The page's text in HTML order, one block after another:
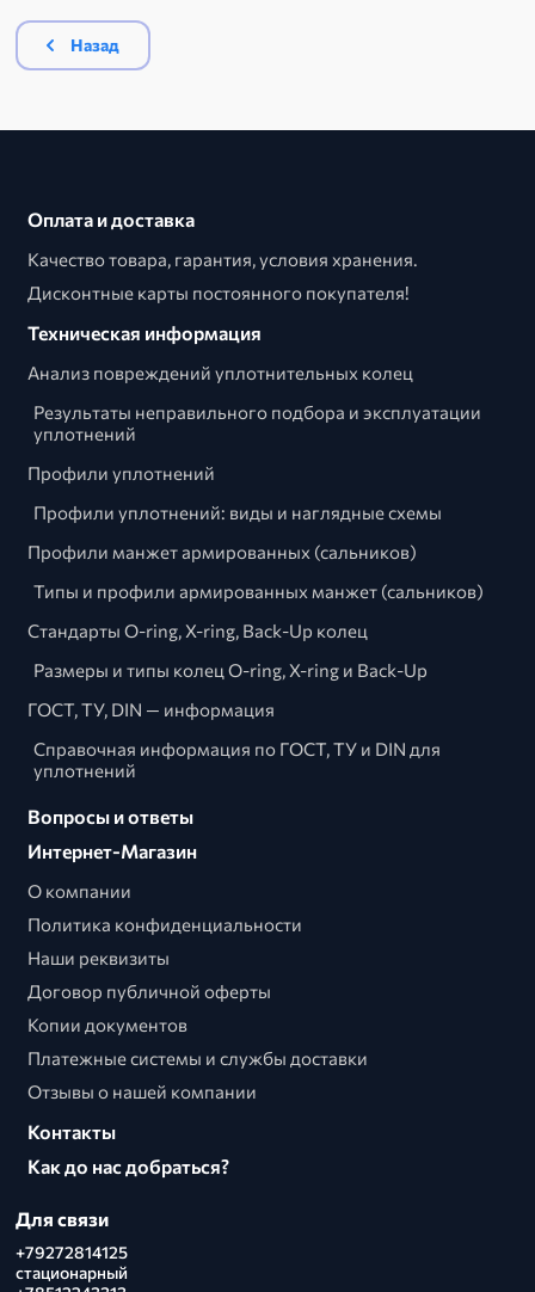
Назад
Оплата и доставка
Качество товара, гарантия, условия хранения.
Дисконтные карты постоянного покупателя!
Техническая информация
Анализ повреждений уплотнительных колец
Результаты неправильного подбора и эксплуатации
уплотнений
Профили уплотнений
Профили уплотнений: виды и наглядные схемы
Профили манжет армированных (сальников)
Типы и профили армированных манжет (сальников)
Стандарты O-ring, X-ring, Back-Up колец
Размеры и типы колец O-ring, X-ring и Back-Up
ГОСТ, ТУ, DIN — информация
Справочная информация по ГОСТ, ТУ и DIN для
уплотнений
Вопросы и ответы
Интернет-Магазин
О компании
Политика конфиденциальности
Наши реквизиты
Договор публичной оферты
Копии документов
Платежные системы и службы доставки
Отзывы о нашей компании
Контакты
Как до нас добраться?
Для связи
+79272814125
стационарный